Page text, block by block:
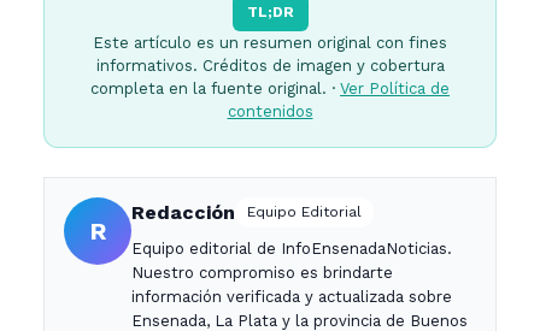
TL;DR
Este artículo es un resumen original con fines
informativos. Créditos de imagen y cobertura
completa en la fuente original. · Ver Política de
contenidos
R
Redacción Equipo Editorial
Equipo editorial de InfoEnsenadaNoticias.
Nuestro compromiso es brindarte
información verificada y actualizada sobre
Ensenada, La Plata y la provincia de Buenos